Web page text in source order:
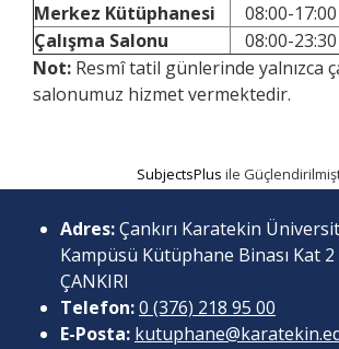
Merkez Kütüphanesi
08:00-17:00
Çalışma Salonu
08:00-23:30
Not: Resmî tatil günlerinde yalnızca
salonumuz hizmet vermektedir.
SubjectsPlus ile
Adres:Çankırı Karatekin
Kampüsü Kütüphane Binası Kat 2
ÇANKIRI
Telefon:0 (376) 218 95 00
E-Posta: